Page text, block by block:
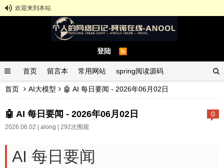
欢迎来到本站
登陆
首页 留言本 常用网站 spring阅读源码
spring示例demo GitHub中文排行榜
首页 AI大模型 🤖 AI 每日要闻 - 2026年06月02日
0
🤖 AI 每日要闻 - 2026年06月02日
2026.06.02 | along | 292次围观
AI 每日要闻